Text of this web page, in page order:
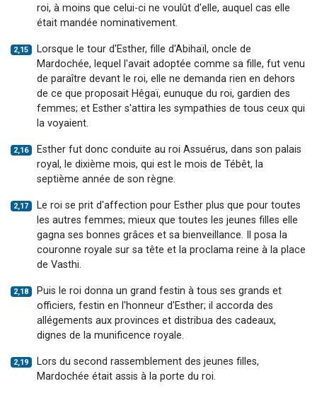
roi, à moins que celui-ci ne voulût d'elle, auquel cas elle
était mandée nominativement.
2,15
Lorsque le tour d'Esther, fille d'Abihaïl, oncle de
Mardochée, lequel l'avait adoptée comme sa fille, fut venu
de paraître devant le roi, elle ne demanda rien en dehors
de ce que proposait Hêgaï, eunuque du roi, gardien des
femmes; et Esther s'attira les sympathies de tous ceux qui
la voyaient.
2,16
Esther fut donc conduite au roi Assuérus, dans son palais
royal, le dixième mois, qui est le mois de Tébêt, la
septième année de son règne.
2,17
Le roi se prit d'affection pour Esther plus que pour toutes
les autres femmes; mieux que toutes les jeunes filles elle
gagna ses bonnes grâces et sa bienveillance. Il posa la
couronne royale sur sa tête et la proclama reine à la place
de Vasthi.
2,18
Puis le roi donna un grand festin à tous ses grands et
officiers, festin en l'honneur d'Esther; il accorda des
allégements aux provinces et distribua des cadeaux,
dignes de la munificence royale.
2,19
Lors du second rassemblement des jeunes filles,
Mardochée était assis à la porte du roi.